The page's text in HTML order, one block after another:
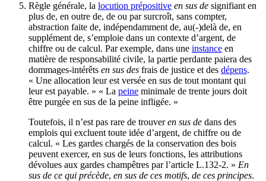
Règle générale, la locution prépositive en sus de signifiant en
plus de, en outre de, de ou par surcroît, sans compter,
abstraction faite de, indépendamment de, au(-)delà de, en
supplément de, s’emploie dans un contexte d’argent, de
chiffre ou de calcul. Par exemple, dans une instance en
matière de responsabilité civile, la partie perdante paiera des
dommages-intérêts en sus des frais de justice et des dépens.
« Une allocation leur est versée en sus de tout montant qui
leur est payable. » « La peine minimale de trente jours doit
être purgée en sus de la peine infligée. »
Toutefois, il n’est pas rare de trouveren sus de dans des
emplois qui excluent toute idée d’argent, de chiffre ou de
calcul. « Les gardes chargés de la conservation des bois
peuvent exercer, en sus de leurs fonctions, les attributions
dévolues aux gardes champêtres par l’article L.132-2. » En
sus de ce qui précède, en sus de ces motifs, de ces principes.